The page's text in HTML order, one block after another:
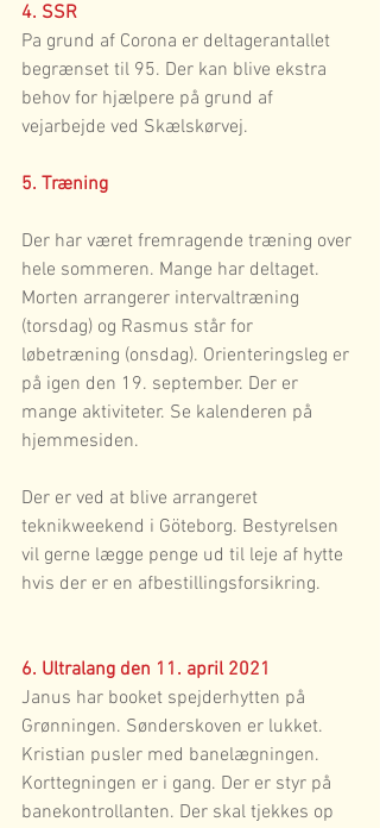
4. SSR
Pa grund af Corona er deltagerantallet
begrænset til 95. Der kan blive ekstra
behov for hjælpere på grund af
vejarbejde ved Skælskørvej.
5. Træning
Der har været fremragende træning over
hele sommeren. Mange har deltaget.
Morten arrangerer intervaltræning
(torsdag) og Rasmus står for
løbetræning (onsdag). Orienteringsleg er
på igen den 19. september. Der er
mange aktiviteter. Se kalenderen på
hjemmesiden.
Der er ved at blive arrangeret
teknikweekend i Göteborg. Bestyrelsen
vil gerne lægge penge ud til leje af hytte
hvis der er en afbestillingsforsikring.
6. Ultralang den 11. april 2021
Janus har booket spejderhytten på
Grønningen. Sønderskoven er lukket.
Kristian pusler med banelægningen.
Korttegningen er i gang. Der er styr på
banekontrollanten. Der skal tjekkes op